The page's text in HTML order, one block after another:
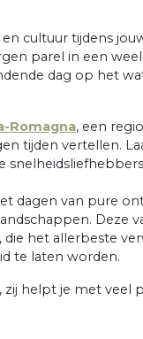
cultuur tijdens
parel in een
dag op het
Romagna, een
tijden vertellen.
dagen van pure
het allerbeste
te laten worden.
, zij helpt je met veel